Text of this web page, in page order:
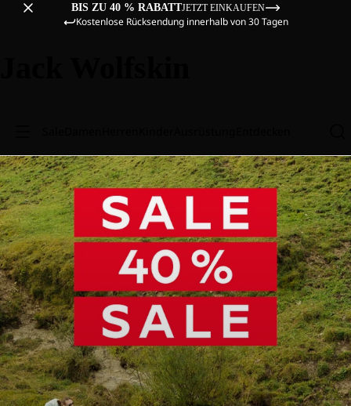
BIS ZU 40 % RABATTJETZT EINKAUFEN
Kostenlose Rücksendung innerhalb von 30 Tagen